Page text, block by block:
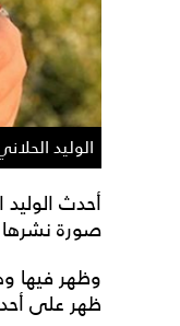
الوليد
أحدث
صورة
وظهر فيها
ظهر على